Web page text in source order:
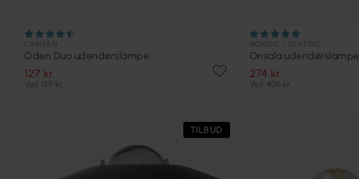
Oden Duo udendørslampe
127 kr.
Vejl. 159 kr.
Onsala udendørslampe
274 kr.
Vejl. 406 kr.
TILBUD